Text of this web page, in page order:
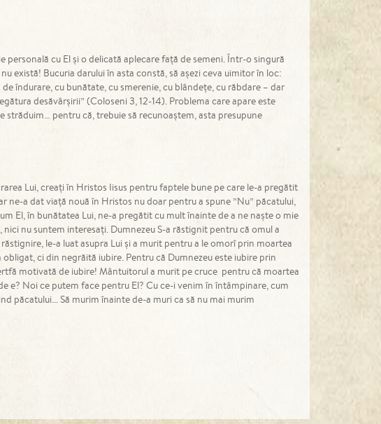
cu El și o delicată aplecare față de semeni. Într-o singură
există! Bucuria darului în asta constă, să așezi ceva uimitor în loc:
îndurare, cu bunătate, cu smerenie, cu blândețe, cu răbdare – dar
desăvârșirii” (Coloseni 3, 12-14). Problema care apare este
străduim… pentru că, trebuie să recunoaștem, asta presupune
Lui, creați în Hristos Iisus pentru faptele bune pe care le-a pregătit
ne-a dat viață nouă în Hristos nu doar pentru a spune ”Nu” păcatului,
El, în bunătatea Lui, ne-a pregătit cu mult înainte de a ne naște o mie
nu suntem interesați. Dumnezeu S-a răstignit pentru că omul a
le-a luat asupra Lui și a murit pentru a le omorî prin moartea
ci din negrăită iubire. Pentru că Dumnezeu este iubire prin
motivată de iubire! Mântuitorul a murit pe cruce pentru că moartea
e? Noi ce putem face pentru El? Cu ce-i venim în întâmpinare, cum
păcatului... Să murim înainte de-a muri ca să nu mai murim